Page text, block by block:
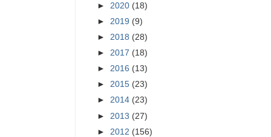
► 2020 (18)
► 2019 (9)
► 2018 (28)
► 2017 (18)
► 2016 (13)
► 2015 (23)
► 2014 (23)
► 2013 (27)
► 2012 (156)